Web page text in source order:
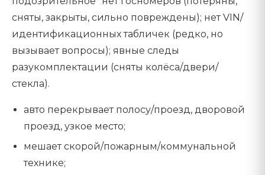
сняты, закрыты, сильно повреждены); нет VIN/
идентификационных табличек (редко, но
вызывает вопросы); явные следы
разукомплектации (сняты колёса/двери/
стекла).
авто перекрывает полосу/проезд, дворовой
проезд, узкое место;
мешает скорой/пожарным/коммунальной
технике;